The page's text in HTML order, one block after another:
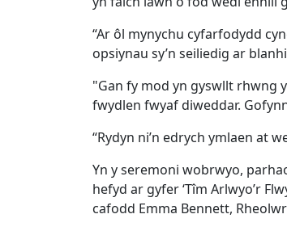
“Ar ôl mynychu cyfarfodydd
opsiynau sy’n seiliedig ar
"Gan fy mod yn gyswllt rhwng
fwydlen fwyaf diweddar.
“Rydyn ni’n edrych ymlaen at
Yn y seremoni wobrwyo,
hefyd ar gyfer ‘Tîm Arlwyo’r
cafodd Emma Bennett,